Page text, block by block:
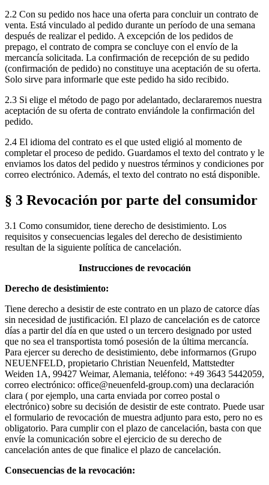
2.2 Con su pedido nos hace una oferta para concluir un contrato de
venta. Está vinculado al pedido durante un período de una semana
después de realizar el pedido. A excepción de los pedidos de
prepago, el contrato de compra se concluye con el envío de la
mercancía solicitada. La confirmación de recepción de su pedido
(confirmación de pedido) no constituye una aceptación de su oferta.
Solo sirve para informarle que este pedido ha sido recibido.
2.3 Si elige el método de pago por adelantado, declararemos nuestra
aceptación de su oferta de contrato enviándole la confirmación del
pedido.
2.4 El idioma del contrato es el que usted eligió al momento de
completar el proceso de pedido. Guardamos el texto del contrato y le
enviamos los datos del pedido y nuestros términos y condiciones por
correo electrónico. Además, el texto del contrato no está disponible.
§ 3 Revocación por parte del consumidor
3.1 Como consumidor, tiene derecho de desistimiento. Los
requisitos y consecuencias legales del derecho de desistimiento
resultan de la siguiente política de cancelación.
Instrucciones de revocación
Derecho de desistimiento:
Tiene derecho a desistir de este contrato en un plazo de catorce días
sin necesidad de justificación. El plazo de cancelación es de catorce
días a partir del día en que usted o un tercero designado por usted
que no sea el transportista tomó posesión de la última mercancía.
Para ejercer su derecho de desistimiento, debe informarnos (Grupo
NEUENFELD, propietario Christian Neuenfeld, Mattstedter
Weiden 1A, 99427 Weimar, Alemania, teléfono: +49 3643 5442059,
correo electrónico: office@neuenfeld-group.com) una declaración
clara ( por ejemplo, una carta enviada por correo postal o
electrónico) sobre su decisión de desistir de este contrato. Puede usar
el formulario de revocación de muestra adjunto para esto, pero no es
obligatorio. Para cumplir con el plazo de cancelación, basta con que
envíe la comunicación sobre el ejercicio de su derecho de
cancelación antes de que finalice el plazo de cancelación.
Consecuencias de la revocación: